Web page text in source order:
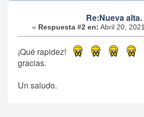
Re:Nueva alta.
« Respuesta #2 en: Abril 20,
¡Qué rapidez!
gracias.
Un saludo.